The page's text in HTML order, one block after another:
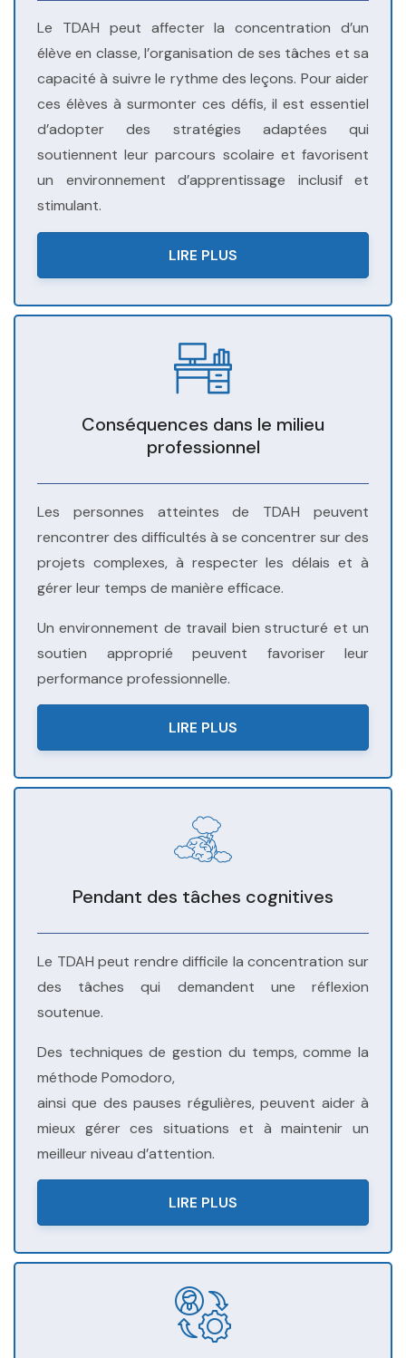
Le TDAH peut affecter la concentration d’un
élève en classe, l’organisation de ses tâches et sa
capacité à suivre le rythme des leçons. Pour aider
ces élèves à surmonter ces défis, il est essentiel
d’adopter des stratégies adaptées qui
soutiennent leur parcours scolaire et favorisent
un environnement d’apprentissage inclusif et
stimulant.
LIRE PLUS
Conséquences dans le milieu
professionnel
Les personnes atteintes de TDAH peuvent
rencontrer des difficultés à se concentrer sur des
projets complexes, à respecter les délais et à
gérer leur temps de manière efficace.
Un environnement de travail bien structuré et un
soutien approprié peuvent favoriser leur
performance professionnelle.
LIRE PLUS
Pendant des tâches cognitives
Le TDAH peut rendre difficile la concentration sur
des tâches qui demandent une réflexion
soutenue.
Des techniques de gestion du temps, comme la
méthode Pomodoro,
ainsi que des pauses régulières, peuvent aider à
mieux gérer ces situations et à maintenir un
meilleur niveau d’attention.
LIRE PLUS